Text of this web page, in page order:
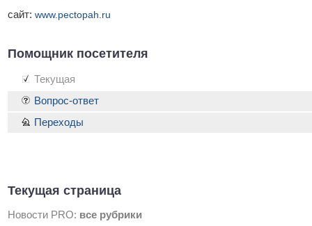
сайт: www.pectopah.ru
Помощник посетителя
Текущая
Текущая страница
Новости PRO: все рубрики
Вопрос-ответ
Переходы